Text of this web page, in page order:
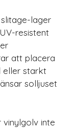
lager
resistent
att placera
eller starkt
solljuset
inte